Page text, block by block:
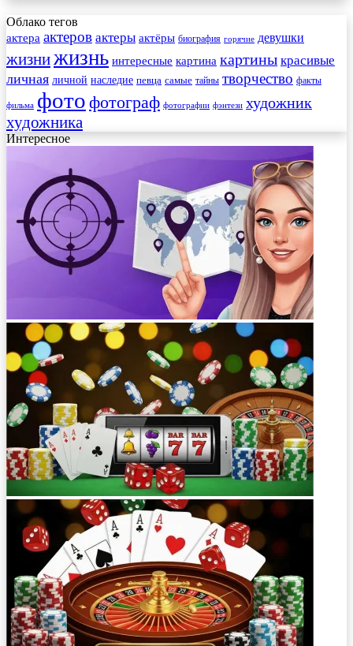
Облако тегов
актера актеров актеры актёры биография горячие девушки
жизнижизнь интересные картина картины красивые
личная личной наследие певца самые тайны творчество факты
фильма фото фотограф фотографии фэнтези художник
художника
Интересное